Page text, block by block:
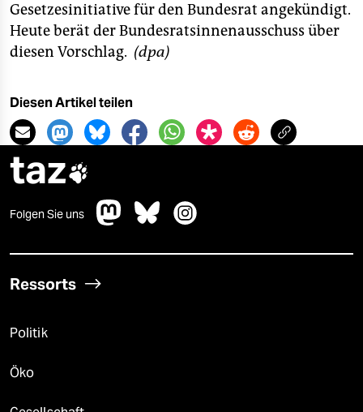
shop
fragen & hilfe
abo
genossenschaft
epaper login
Gesetzesinitiative für den Bundesrat angekündigt.
Heute berät der Bundesratsinnenausschuss über
diesen Vorschlag. (dpa)
Diesen Artikel teilen
taz
Folgen Sie uns
Ressorts
Politik
Öko